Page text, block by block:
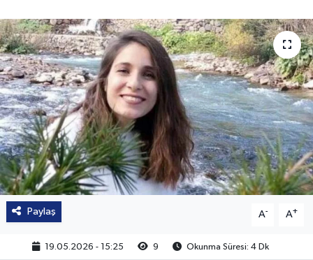
Paylaş A- A+
19.05.2026 - 15:25 9 Okunma Süresi: 4 Dk